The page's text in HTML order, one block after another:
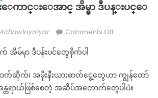
ကာင္းေအာင္ အိမ္မွာ ဒီပန္းပင္ေ
Author Comments Offon
န္း
မာေ
အိမ်မှာ ဒီပန်းပင်တွေစိုက်ပါ
ာက်ဆိုက်၊ အမိုးနီးယားဓာတ်ငွေ့တွေဟာ ကျွန်တော်
ရာယ်ဖြစ်စေတဲ့ အဆိပ်အတောက်တွေပါပဲ။